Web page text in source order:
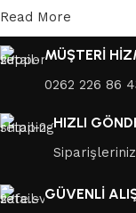
Read More
MÜŞTERİ
0262 226 86
HIZLI
GÜVENLİ